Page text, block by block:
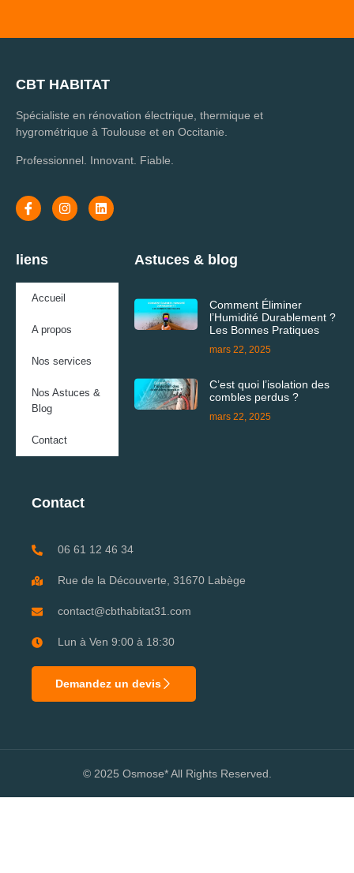
CBT HABITAT
Spécialiste en rénovation électrique, thermique et
hygrométrique à Toulouse et en Occitanie.
Professionnel. Innovant. Fiable.
liens
Accueil
A propos
Nos services
Nos Astuces &
Blog
Contact
Astuces & blog
Comment Éliminer
l’Humidité Durablement ?
Les Bonnes Pratiques
mars 22, 2025
C’est quoi l’isolation des
combles perdus ?
mars 22, 2025
Contact
06 61 12 46 34
Rue de la Découverte, 31670 Labège
contact@cbthabitat31.com
Lun à Ven 9:00 à 18:30
Demandez un devis
© 2025 Osmose* All Rights Reserved.